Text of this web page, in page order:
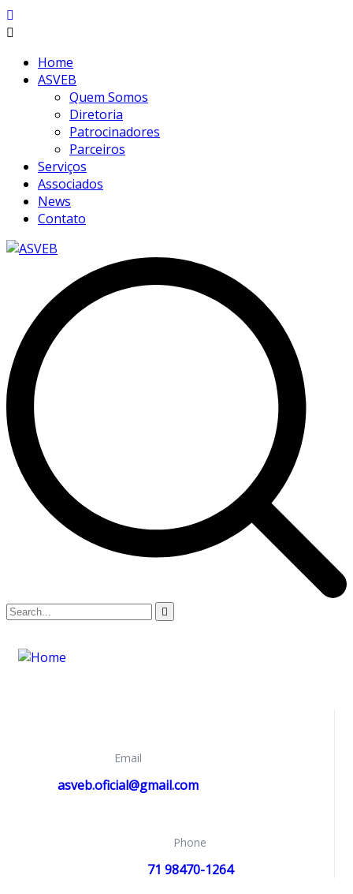
Home
ASVEB
Quem Somos
Diretoria
Patrocinadores
Parceiros
Serviços
Associados
News
Contato
Email
asveb.oficial@gmail.com
Phone
71 98470-1264